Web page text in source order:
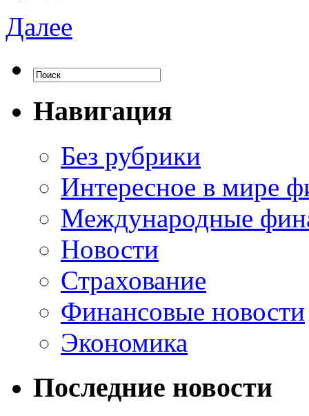
Далее
Навигация
Без рубрики
Интересное в мире
Международные
Новости
Страхование
Финансовые новости
Экономика
Последние новости